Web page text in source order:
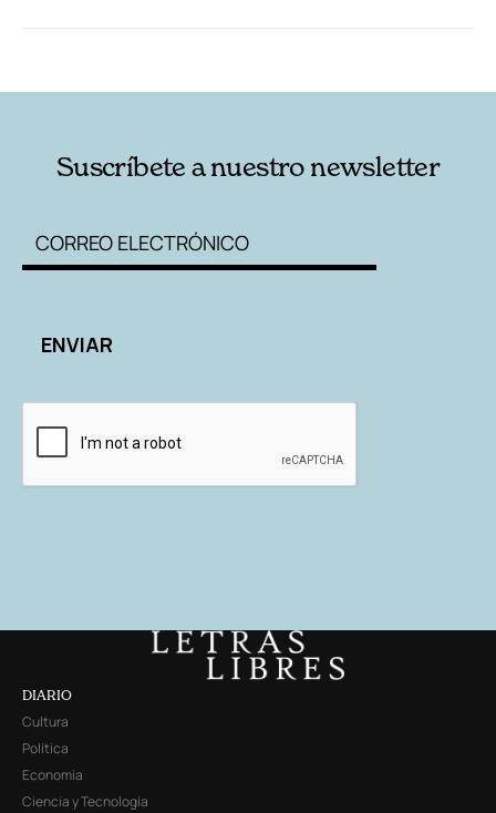
Suscríbete a nuestro newsletter
DIARIO
Cultura
Política
Economía
Ciencia y Tecnología